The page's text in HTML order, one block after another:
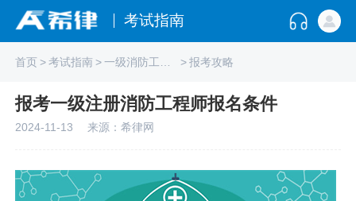
考试指南
首页>考试指南> > 报考攻略
报考一级注册消防工程师报名条件
2024-11-13 来源：希律网